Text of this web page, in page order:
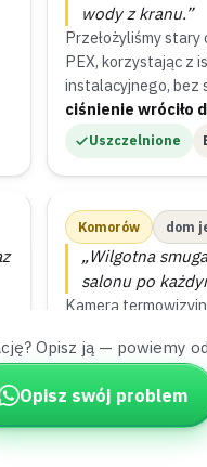
wody z kranu.”
Przełożyliśmy
PEX, korzystając z
instalacyjnego, bez
ciśnienie wróciło
Uszczelnione
Komorów dom
„Wilgotna
salonu po
Kamerą
źródło przecieku
Wyciek
Opisz ją — powiemy
Opisz swój problem